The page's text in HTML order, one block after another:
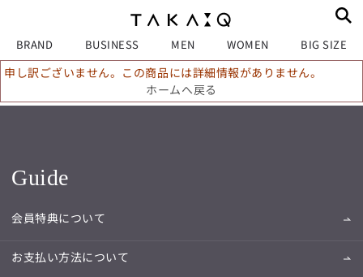
BRAND BUSINESS MEN WOMEN BIG SIZE
申し訳ございません。この商品には詳細情報がありません。
ホームへ戻る
Guide
会員特典について
お支払い方法について